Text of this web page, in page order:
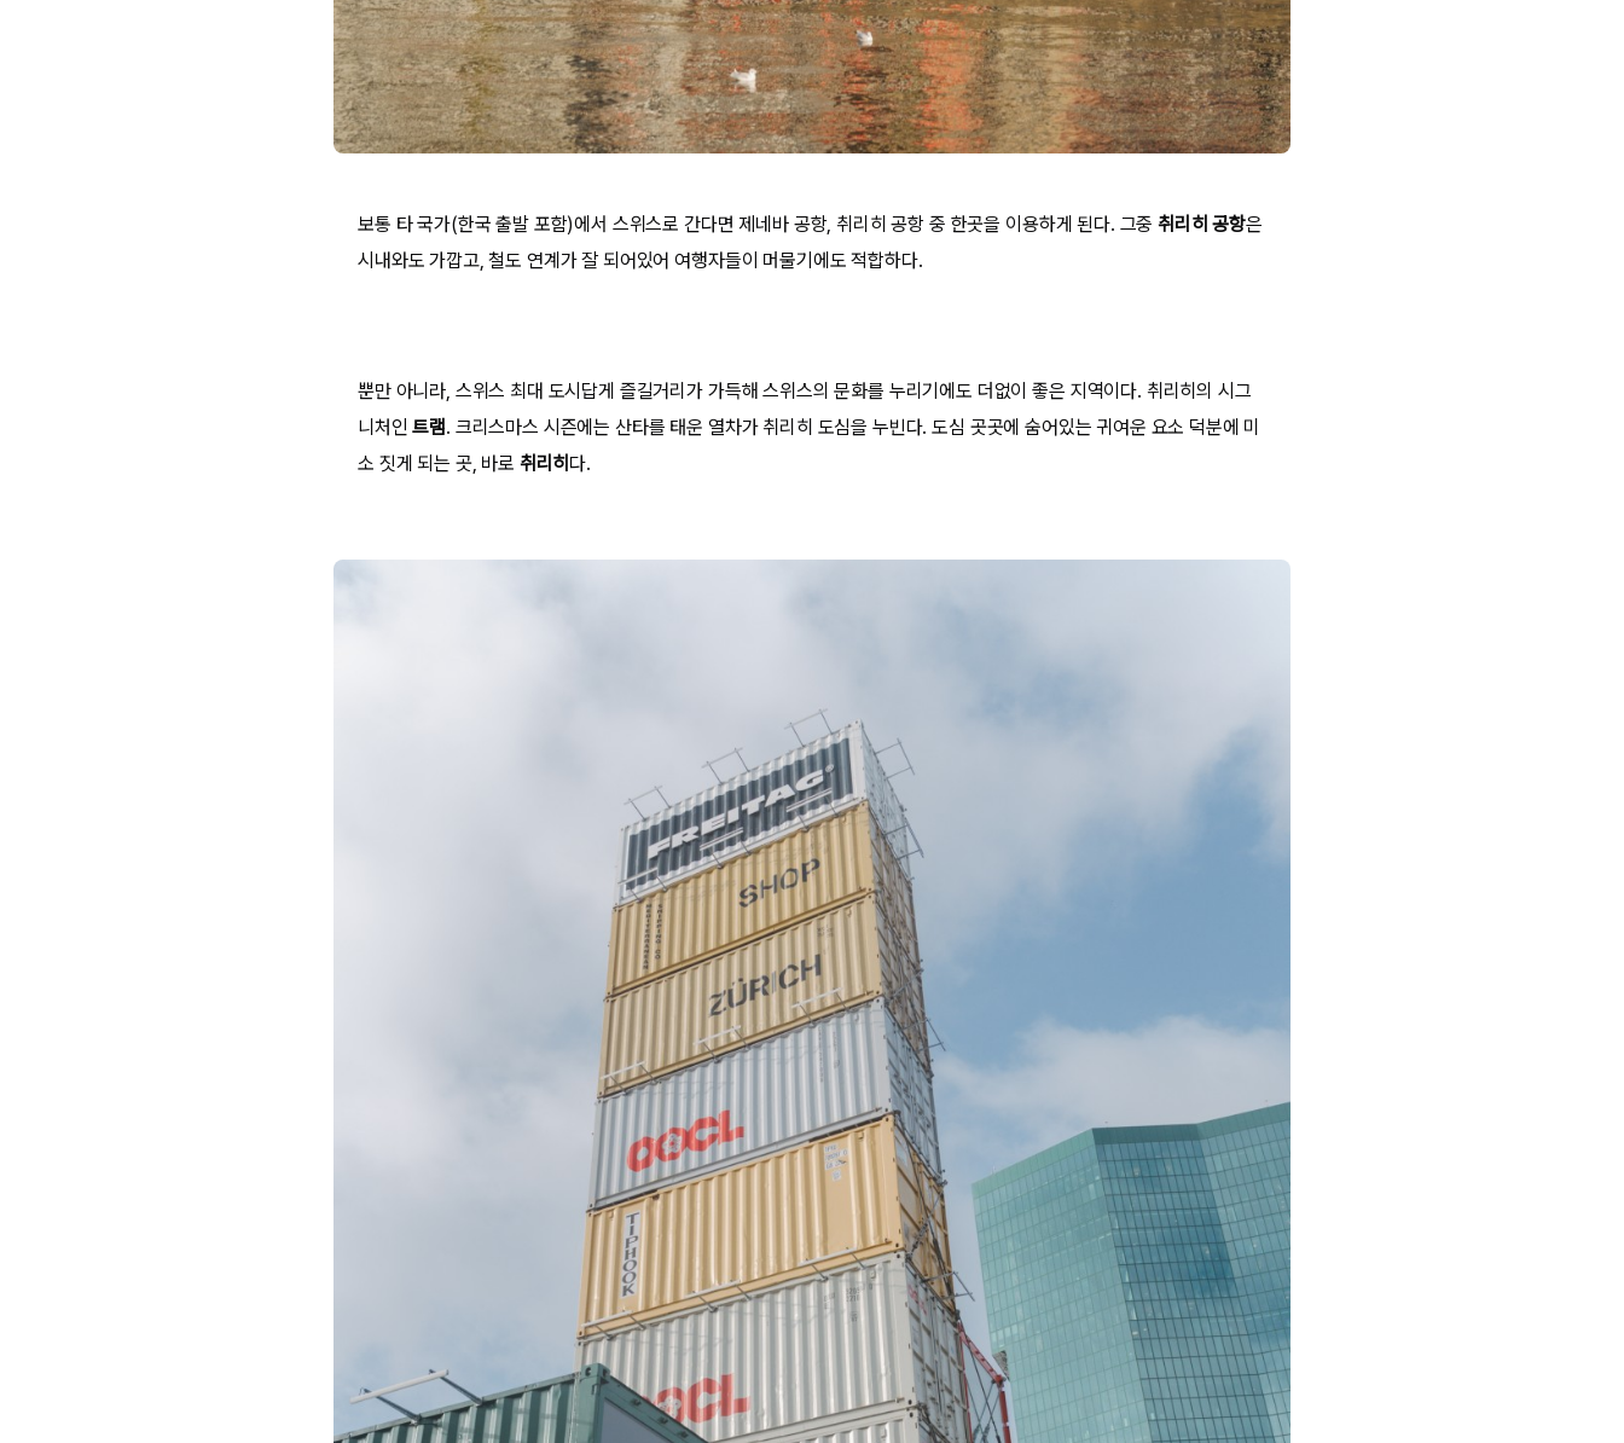
보통 타 국가(한국 출발 포함)에서 스위스로 간다면 제네바 공항, 취리히 공항 중 한곳을 이용하게 된다. 그중 취리히 공항은
시내와도 가깝고, 철도 연계가 잘 되어있어 여행자들이 머물기에도 적합하다.
뿐만 아니라, 스위스 최대 도시답게 즐길거리가 가득해 스위스의 문화를 누리기에도 더없이 좋은 지역이다. 취리히의 시그
니처인 트램. 크리스마스 시즌에는 산타를 태운 열차가 취리히 도심을 누빈다. 도심 곳곳에 숨어있는 귀여운 요소 덕분에 미
소 짓게 되는 곳, 바로 취리히 다.